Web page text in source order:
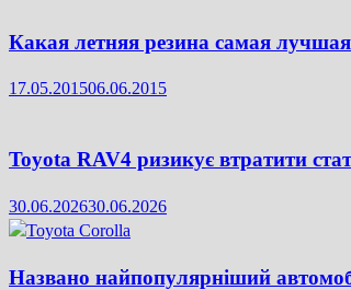
Какая летняя резина самая лучшая
17.05.201506.06.2015
Toyota RAV4 ризикує втратити
30.06.202630.06.2026
Названо найпопулярніший